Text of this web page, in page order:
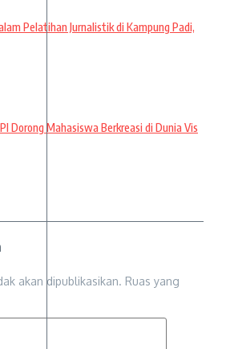
Pelatihan Jurnalistik di Kampung Padi,
Dorong Mahasiswa Berkreasi di Dunia Vis
akan dipublikasikan. Ruas yang